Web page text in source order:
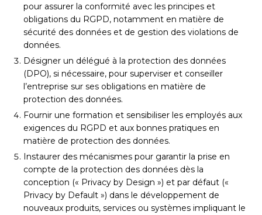
pour assurer la conformité avec les principes et
obligations du RGPD, notamment en matière de
sécurité des données et de gestion des violations de
données.
Désigner un délégué à la protection des données
(DPO), si nécessaire, pour superviser et conseiller
l’entreprise sur ses obligations en matière de
protection des données.
Fournir une formation et sensibiliser les employés aux
exigences du RGPD et aux bonnes pratiques en
matière de protection des données.
Instaurer des mécanismes pour garantir la prise en
compte de la protection des données dès la
conception (« Privacy by Design ») et par défaut («
Privacy by Default ») dans le développement de
nouveaux produits, services ou systèmes impliquant le